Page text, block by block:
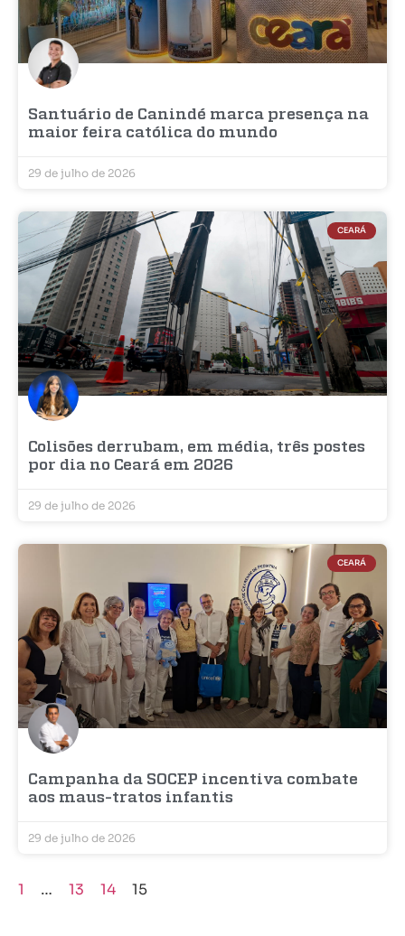
Santuário de Canindé marca presença na
maior feira católica do mundo
29 de julho de 2026
CEARÁ
Colisões derrubam, em média, três postes
por dia no Ceará em 2026
29 de julho de 2026
CEARÁ
Campanha da SOCEP incentiva combate
aos maus-tratos infantis
29 de julho de 2026
1 … 13 14 15